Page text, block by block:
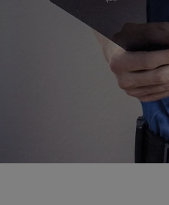
öffnen und schließen